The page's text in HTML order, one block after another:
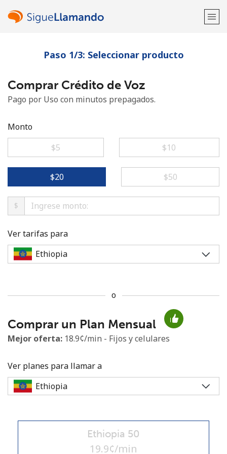
¡Bienvenido!
¿Ya tienes una cuenta?Inicia sesión →
No se ha creado una contraseña
Mínimo 8 caracteres
Una letra mayúscula y una minúscula
Un número
Mantente en contacto para recibir nuestras mejores
Paso 1/3: Seleccionar producto
Comprar Crédito de Voz
Pago por Uso con minutos prepagados.
Monto
⁦$5⁩
⁦$10⁩
⁦$20⁩ ⁦$50⁩
$
Ver tarifas para
o
Comprar un Plan Mensual
Mejor oferta: 18.9¢/min - Fijos y celulares
Ver planes para llamar a
Ethiopia 50
19.9¢/min